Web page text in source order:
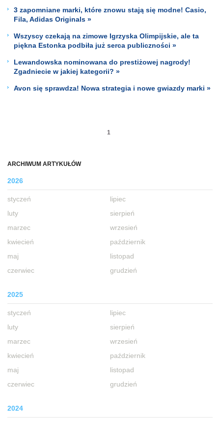
ARCHIWUM ARTYKUŁÓW
2026
styczeń
luty
marzec
kwiecień
maj
czerwiec
lipiec
sierpień
wrzesień
październik
listopad
grudzień
2025
styczeń
luty
marzec
kwiecień
maj
czerwiec
lipiec
sierpień
wrzesień
październik
listopad
grudzień
2024
3 zapomniane marki, które znowu stają się modne! Casio,
Fila, Adidas Originals »
Wszyscy czekają na zimowe Igrzyska Olimpijskie, ale ta
piękna Estonka podbiła już serca publiczności »
Lewandowska nominowana do prestiżowej nagrody!
Zgadniecie w jakiej kategorii? »
Avon się sprawdza! Nowa strategia i nowe gwiazdy marki »
1